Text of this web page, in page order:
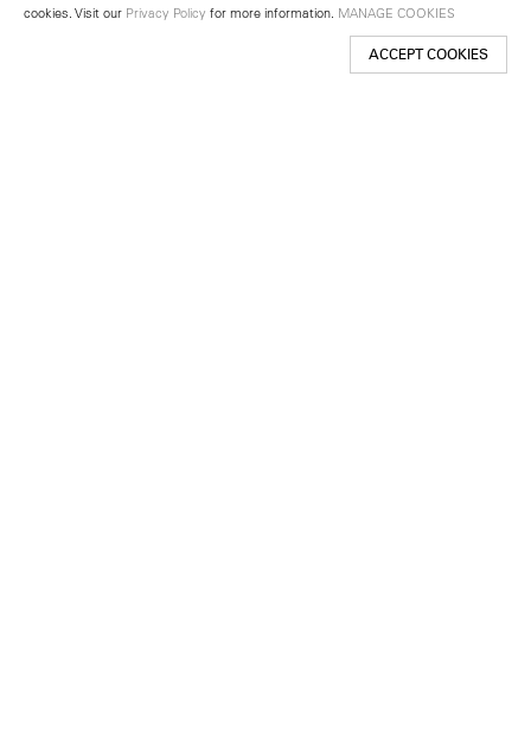
cookies. Visit our Privacy Policy for more information. MANAGE COOKIES
ACCEPT COOKIES